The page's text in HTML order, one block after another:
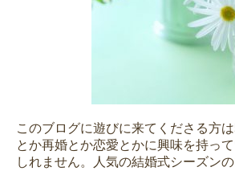
このブログに遊びに来てくださる方
とか再婚とか恋愛とかに興味を持っ
しれません。人気の結婚式シーズン